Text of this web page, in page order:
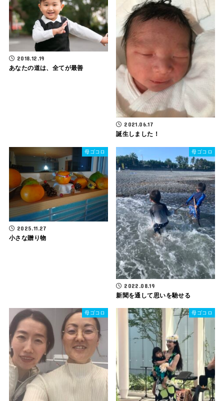
2018.12.19
あなたの道は、全てが最善
2021.06.17
誕生しました！
母ゴコロ
2025.11.27
小さな贈り物
母ゴコロ
2022.08.19
新聞を通して思いを馳せる
母ゴコロ 母ゴコロ